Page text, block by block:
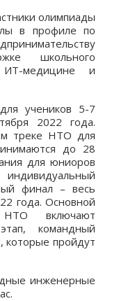
олимпиады
в профиле по
школьного
ИТ-медицине и
учеников 5-7
2022 года.
треке НТО для
до 28
для юниоров
финал – весь
года. Основной
включают
командный
которые пройдут
инженерные